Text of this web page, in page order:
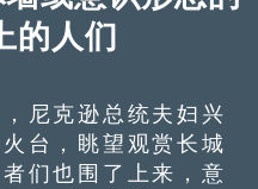
的人们
克逊总统夫妇兴
台，眺望观赏长城
们也围了上来，意